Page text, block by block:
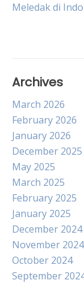
Meledak di
Archives
March 2026
February 2026
January 2026
December 2025
May 2025
March 2025
February 2025
January 2025
December 2024
November 2024
October 2024
September